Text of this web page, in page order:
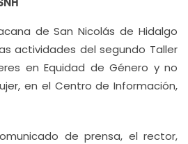
de San Nicolás de Hidalgo
actividades del segundo Taller
en Equidad de Género y no
en el Centro de Información,
de prensa, el rector,